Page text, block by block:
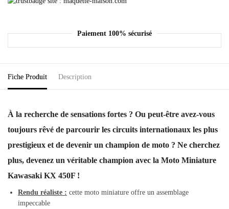
Paiement 100% sécurisé
Fiche Produit Description
À la recherche de sensations fortes ? Ou peut-être avez-vous
toujours rêvé de parcourir les circuits internationaux les plus
prestigieux et de devenir un champion de moto ? Ne cherchez
plus, devenez un véritable champion avec la Moto Miniature
Kawasaki KX 450F !
Rendu réaliste : cette moto miniature offre un assemblage
impeccable